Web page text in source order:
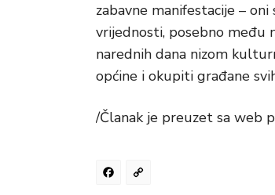
zabavne manifestacije –
vrijednosti, posebno među
narednih dana nizom
općine i okupiti građane
/Članak je preuzet sa web
Facebook